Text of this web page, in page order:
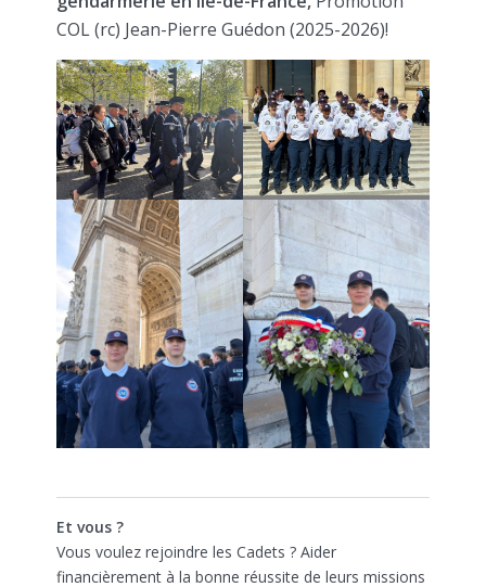
COL (rc) Jean-Pierre Guédon (2025-2026)!
Et vous ?
Vous voulez rejoindre les Cadets ? Aider
financièrement à la bonne réussite de leurs missions